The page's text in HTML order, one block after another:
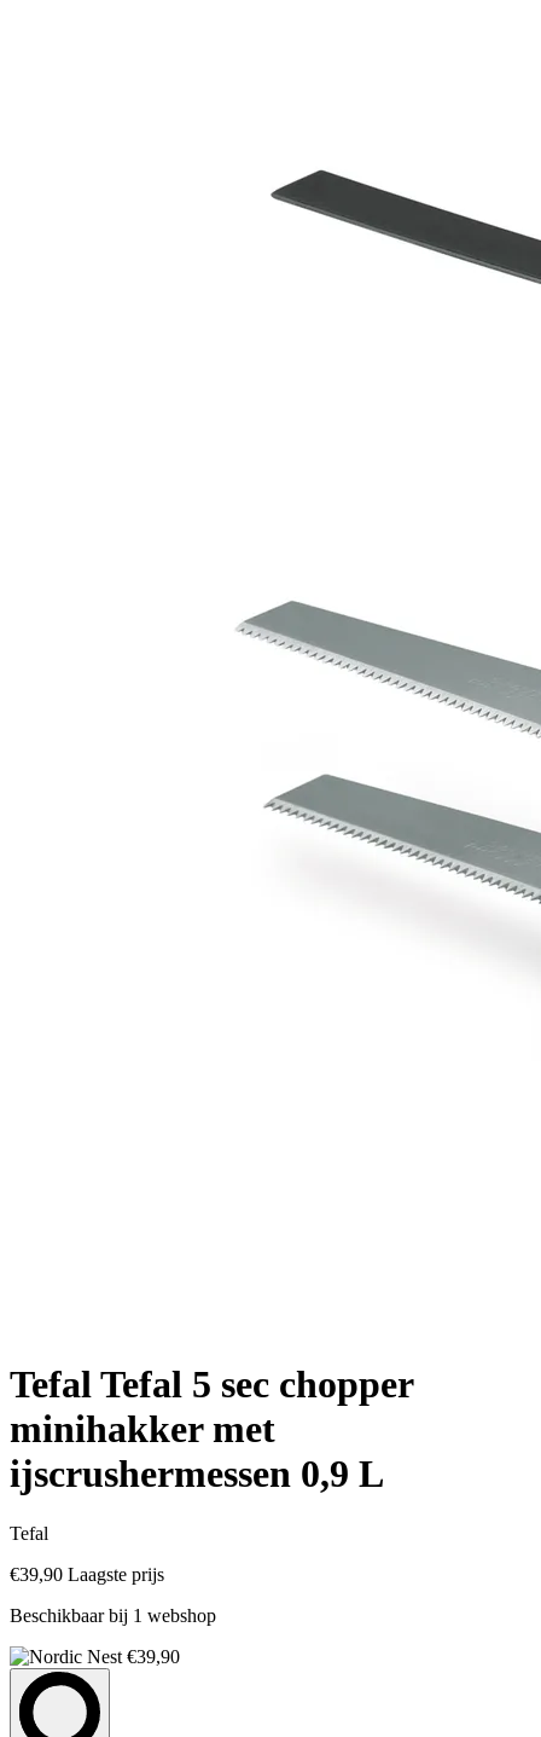
Tefal Tefal 5 sec chopper
minihakker met
ijscrushermessen 0,9 L
Tefal
€39,90 Laagste prijs
Beschikbaar bij 1 webshop
€39,90